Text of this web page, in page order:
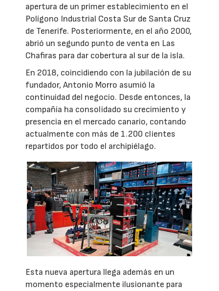
apertura de un primer establecimiento en el
Polígono Industrial Costa Sur de Santa Cruz
de Tenerife. Posteriormente, en el año 2000,
abrió un segundo punto de venta en Las
Chafiras para dar cobertura al sur de la isla.
En 2018, coincidiendo con la jubilación de su
fundador, Antonio Morro asumió la
continuidad del negocio. Desde entonces, la
compañía ha consolidado su crecimiento y
presencia en el mercado canario, contando
actualmente con más de 1.200 clientes
repartidos por todo el archipiélago.
Esta nueva apertura llega además en un
momento especialmente ilusionante para